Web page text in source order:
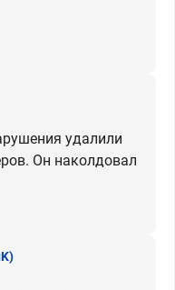
удалили
Он наколдовал